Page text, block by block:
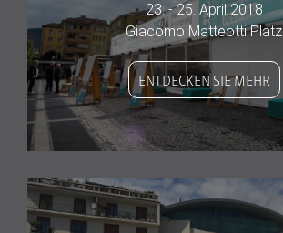
23. - 25. April 2018
Giacomo Matteotti Platz
ENTDECKEN SIE MEHR